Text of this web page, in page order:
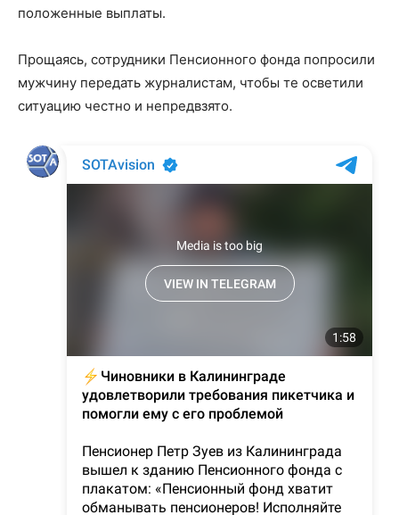
положенные выплаты.
Прощаясь, сотрудники Пенсионного фонда попросили
мужчину передать журналистам, чтобы те осветили
ситуацию честно и непредвзято.